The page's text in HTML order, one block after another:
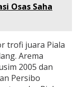
Osas Saha
trofi juara Piala
Arema
2005 dan
Persibo